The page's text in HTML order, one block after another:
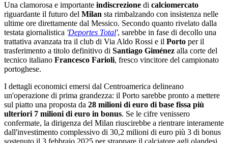
Una clamorosa e importante indiscrezione di calciomercato
riguardante il futuro del Milan sta rimbalzando con insistenza nelle
ultime ore direttamente dal Messico. Secondo quanto rivelato dalla
testata giornalistica 'Deportes Total', sarebbe in fase di decollo una
trattativa avanzata tra il club di Via Aldo Rossi e il Porto per il
trasferimento a titolo definitivo di Santiago Giménez alla corte del
tecnico italiano Francesco Farioli, fresco vincitore del campionato
portoghese.
I dettagli economici emersi dal Centroamerica delineano
un'operazione di prima grandezza: il Porto sarebbe pronto a mettere
sul piatto una proposta da 28 milioni di euro di base fissa più
ulteriori 7 milioni di euro in bonus. Se le cifre venissero
confermate, la dirigenza del Milan riuscirebbe a rientrare interamente
dall'investimento complessivo di 30,2 milioni di euro più 3 di bonus